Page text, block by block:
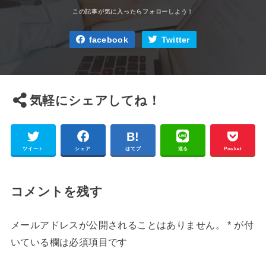
facebook Twitter
気軽にシェアしてね！
ツイート シェア はてブ 送る Pocket
コメントを残す
メールアドレスが公開されることはありません。 * が付
いている欄は必須項目です